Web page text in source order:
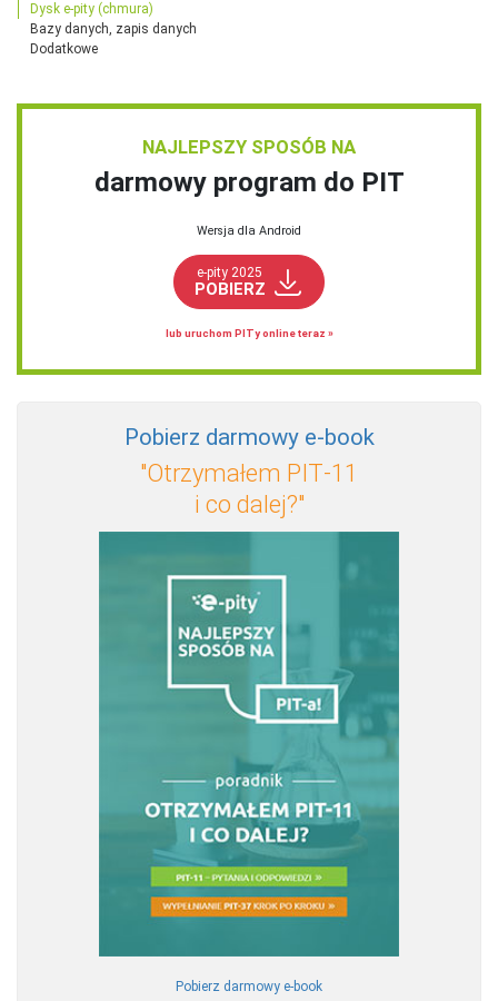
Dysk e-pity (chmura)
Bazy danych, zapis danych
Dodatkowe
NAJLEPSZY SPOSÓB NA
darmowy program do PIT
Wersja dla Android
e-pity 2025
POBIERZ
lub uruchom PITy online teraz »
Pobierz darmowy e‑book
"Otrzymałem PIT‑11
i co dalej?"
Pobierz darmowy e-book